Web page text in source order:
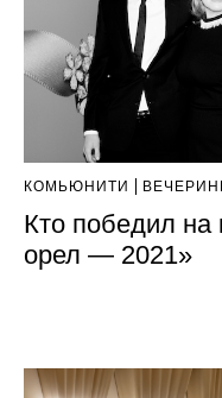
КОМЬЮНИТИ
Кто победил на
орел — 2021»